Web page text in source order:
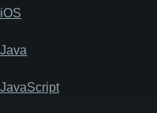
iOS
Java
JavaScript